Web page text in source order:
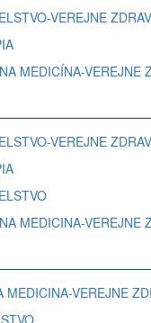
VEREJNE
MEDICÍNA-VEREJNE
VEREJNE
MEDICINA-VEREJNE
VEREJNE